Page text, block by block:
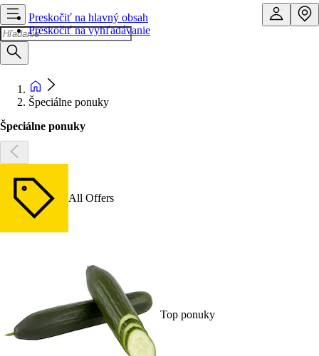
Preskočiť na hlavný obsah
Preskočiť na vyhľadávanie
Špeciálne ponuky
Špeciálne ponuky
All Offers
Top ponuky